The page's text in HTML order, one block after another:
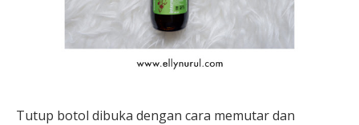
Tutup botol dibuka dengan cara memutar dan